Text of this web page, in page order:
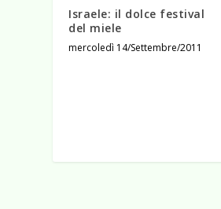
Israele: il dolce festival
del miele
mercoledì 14/Settembre/2011